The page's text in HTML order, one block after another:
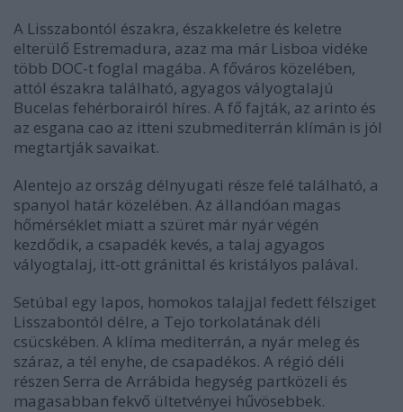
A Lisszabontól északra, északkeletre és keletre
elterülő Estremadura, azaz ma már Lisboa vidéke
több DOC-t foglal magába. A főváros közelében,
attól északra található, agyagos vályogtalajú
Bucelas fehérborairól híres. A fő fajták, az arinto és
az esgana cao az itteni szubmediterrán klímán is jól
megtartják savaikat.
Alentejo az ország délnyugati része felé található, a
spanyol határ közelében. Az állandóan magas
hőmérséklet miatt a szüret már nyár végén
kezdődik, a csapadék kevés, a talaj agyagos
vályogtalaj, itt-ott gránittal és kristályos palával.
Setúbal egy lapos, homokos talajjal fedett félsziget
Lisszabontól délre, a Tejo torkolatának déli
csücskében. A klíma mediterrán, a nyár meleg és
száraz, a tél enyhe, de csapadékos. A régió déli
részen Serra de Arrábida hegység partközeli és
magasabban fekvő ültetvényei hűvösebbek.